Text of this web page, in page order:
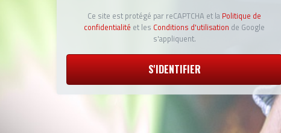
Ce site est protégé par reCAPTCHA et la Politique de
confidentialité et les Conditions d'utilisation de Google
s'appliquent.
S'IDENTIFIER